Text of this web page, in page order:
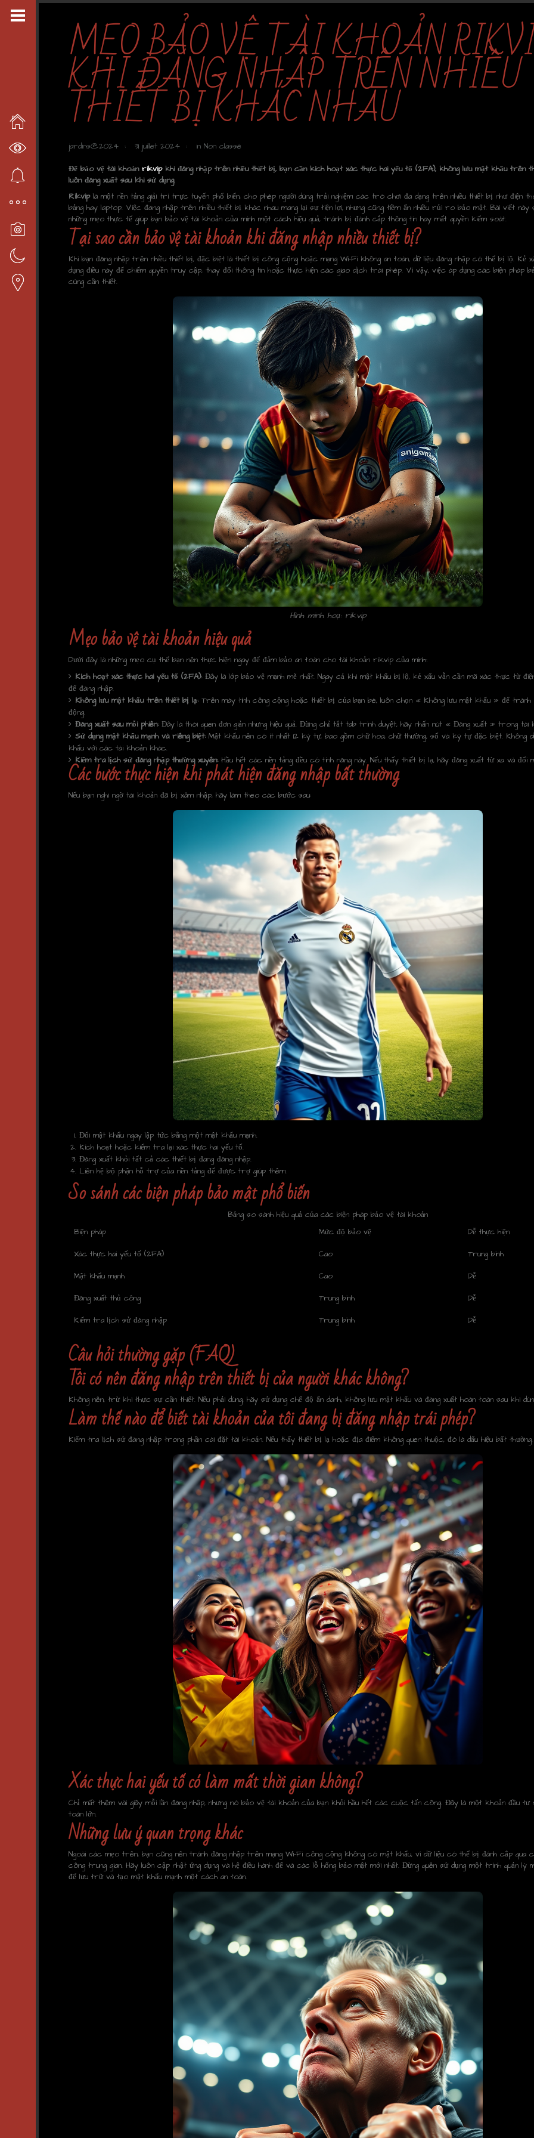
MẸO BẢO VỆ TÀI KHOẢN
KHI ĐĂNG NHẬP TRÊN NHIỀU
THIẾT BỊ KHÁC NHAU
jardins@2024 31 juillet 2024 in Non classé
Để bảo vệ tài khoản rikvipkhi đăng nhập trên nhiều thiết bị, bạn cần kích hoạt xác thực hai yếu tố (2FA), không lưu mật khẩu trên
luôn đăng xuất sau khi sử dụng.
Rikviplà một nền tảng giải trí trực tuyến phổ biến, cho phép người dùng trải nghiệm các trò chơi đa dạng trên nhiều thiết bị như điện
bảng hay laptop. Việc đăng nhập trên nhiều thiết bị khác nhau mang lại sự tiện lợi, nhưng cũng tiềm ẩn nhiều rủi ro bảo mật. Bài viết này
những mẹo thực tế giúp bạn bảo vệ tài khoản của mình một cách hiệu quả, tránh bị đánh cắp thông tin hay mất quyền kiểm soát.
Tại sao cần bảo vệ tài khoản khi đăng nhập nhiều thiết bị?
Khi bạn đăng nhập trên nhiều thiết bị, đặc biệt là thiết bị công cộng hoặc mạng Wi-Fi không an toàn, dữ liệu đăng nhập có thể bị lộ. Kẻ
dụng điều này để chiếm quyền truy cập, thay đổi thông tin hoặc thực hiện các giao dịch trái phép. Vì vậy, việc áp dụng các biện pháp
cùng cần thiết.
Hình minh hoạ: rikvip
Mẹo bảo vệ tài khoản hiệu quả
Dưới đây là những mẹo cụ thể bạn nên thực hiện ngay để đảm bảo an toàn cho tài khoản rikvip của mình:
Kích hoạt xác thực hai yếu tố (2FA):Đây là lớp bảo vệ mạnh mẽ nhất. Ngay cả khi mật khẩu bị lộ, kẻ xấu vẫn cần mã xác thực từ
để đăng nhập.
Không lưu mật khẩu trên thiết bị lạ:Trên máy tính công cộng hoặc thiết bị của bạn bè, luôn chọn « Không lưu mật khẩu » để tránh
động.
Đăng xuất sau mỗi phiên:Đây là thói quen đơn giản nhưng hiệu quả. Đừng chỉ tắt tab trình duyệt, hãy nhấn nút « Đăng xuất » trong tài
Sử dụng mật khẩu mạnh và riêng biệt:Mật khẩu nên có ít nhất 12 ký tự, bao gồm chữ hoa, chữ thường, số và ký tự đặc biệt. Không
khẩu với các tài khoản khác.
Kiểm tra lịch sử đăng nhập thường xuyên:Hầu hết các nền tảng đều có tính năng này. Nếu thấy thiết bị lạ, hãy đăng xuất từ xa và đổi
Các bước thực hiện khi phát hiện đăng nhập bất thường
Nếu bạn nghi ngờ tài khoản đã bị xâm nhập, hãy làm theo các bước sau:
Đổi mật khẩu ngay lập tức bằng một mật khẩu mạnh.
Kích hoạt hoặc kiểm tra lại xác thực hai yếu tố.
Đăng xuất khỏi tất cả các thiết bị đang đăng nhập.
Liên hệ bộ phận hỗ trợ của nền tảng để được trợ giúp thêm.
So sánh các biện pháp bảo mật phổ biến
Bảng so sánh hiệu quả của các biện pháp bảo vệ tài khoản
Biện pháp
Mức độ bảo vệ Dễ thực hiện
Xác thực hai yếu tố (2FA) Cao Trung bình
Mật khẩu mạnh Cao Dễ
Đăng xuất thủ công Trung bình Dễ
Kiểm tra lịch sử đăng nhập Trung bình Dễ
Câu hỏi thường gặp (FAQ)
Tôi có nên đăng nhập trên thiết bị của người khác không?
Không nên, trừ khi thực sự cần thiết. Nếu phải dùng, hãy sử dụng chế độ ẩn danh, không lưu mật khẩu và đăng xuất hoàn toàn sau khi
Làm thế nào để biết tài khoản của tôi đang bị đăng nhập trái phép?
Kiểm tra lịch sử đăng nhập trong phần cài đặt tài khoản. Nếu thấy thiết bị lạ hoặc địa điểm không quen thuộc, đó là dấu hiệu bất thường.
Xác thực hai yếu tố có làm mất thời gian không?
Chỉ mất thêm vài giây mỗi lần đăng nhập, nhưng nó bảo vệ tài khoản của bạn khỏi hầu hết các cuộc tấn công. Đây là một khoản đầu tư
toàn lớn.
Những lưu ý quan trọng khác
Ngoài các mẹo trên, bạn cũng nên tránh đăng nhập trên mạng Wi-Fi công cộng không có mật khẩu, vì dữ liệu có thể bị đánh cắp qua
công trung gian. Hãy luôn cập nhật ứng dụng và hệ điều hành để vá các lỗ hổng bảo mật mới nhất. Đừng quên sử dụng một trình quản lý
để lưu trữ và tạo mật khẩu mạnh một cách an toàn.